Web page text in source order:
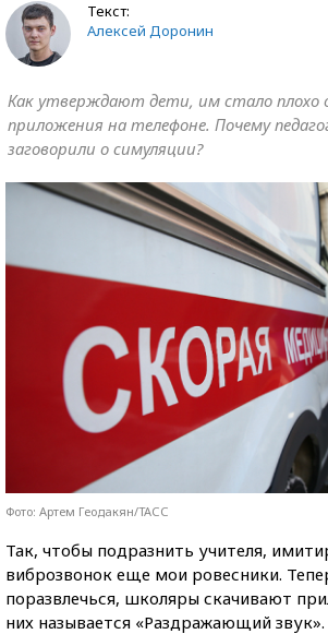
Текст:
Алексей Доронин
Как утверждают дети, им стало плохо
приложения на телефоне. Почему
заговорили о симуляции?
Фото: Артем Геодакян/ТАСС
Так, чтобы подразнить учителя,
виброзвонок еще мои ровесники.
поразвлечься, школяры скачивают
них называется «Раздражающий